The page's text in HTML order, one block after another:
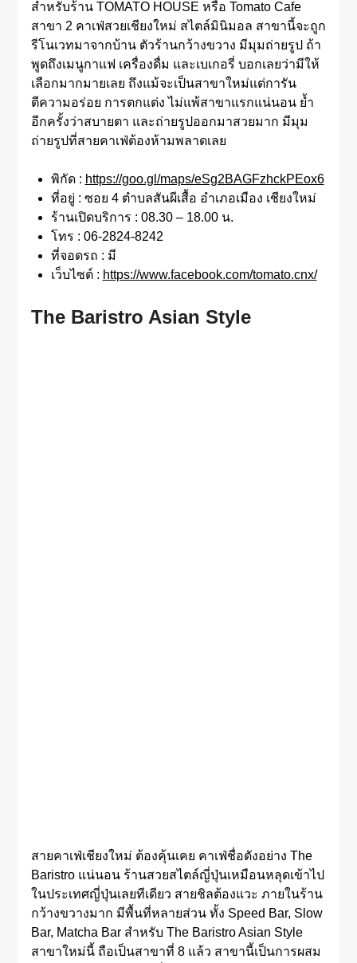
สำหรับร้าน TOMATO HOUSE หรือ Tomato Cafe
สาขา 2 คาเฟ่สวยเชียงใหม่ สไตล์มินิมอล สาขานี้จะถูก
รีโนเวทมาจากบ้าน ตัวร้านกว้างขวาง มีมุมถ่ายรูป ถ้า
พูดถึงเมนูกาแฟ เครื่องดื่ม และเบเกอรี่ บอกเลยว่ามีให้
เลือกมากมายเลย ถึงแม้จะเป็นสาขาใหม่แต่การัน
ตีความอร่อย การตกแต่ง ไม่แพ้สาขาแรกแน่นอน ย้ำ
อีกครั้งว่าสบายตา และถ่ายรูปออกมาสวยมาก มีมุม
ถ่ายรูปที่สายคาเฟ่ต้องห้ามพลาดเลย
พิกัด : https://goo.gl/maps/eSg2BAGFzhckPEox6
ที่อยู่ : ซอย 4 ตำบลสันผีเสื้อ อำเภอเมือง เชียงใหม่
ร้านเปิดบริการ : 08.30 – 18.00 น.
โทร : 06-2824-8242
ที่จอดรถ : มี
เว็บไซต์ : https://www.facebook.com/tomato.cnx/
The Baristro Asian Style
สายคาเฟ่เชียงใหม่ ต้องคุ้นเคย คาเฟ่ชื่อดังอย่าง The
Baristro แน่นอน ร้านสวยสไตล์ญี่ปุ่นเหมือนหลุดเข้าไป
ในประเทศญี่ปุ่นเลยทีเดียว สายชิลต้องแวะ ภายในร้าน
กว้างขวางมาก มีพื้นที่หลายส่วน ทั้ง Speed Bar, Slow
Bar, Matcha Bar สำหรับ The Baristro Asian Style
สาขาใหม่นี้ ถือเป็นสาขาที่ 8 แล้ว สาขานี้เป็นการผสม